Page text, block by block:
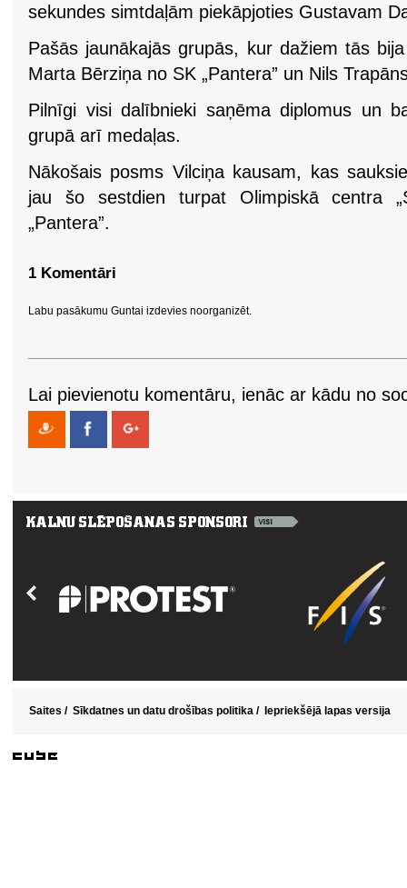
sekundes simtdaļām piekāpjoties Gustavam
Pašās jaunākajās grupās, kur dažiem tās
Marta Bērziņa no SK „Pantera” un Nils
Pilnīgi visi dalībnieki saņēma diplomus un
grupā arī medaļas.
Nākošais posms Vilciņa kausam, kas
jau šo sestdien turpat Olimpiskā centra
„Pantera”.
1 Komentāri
Labu pasākumu Guntai izdevies noorganizēt.
Lai pievienotu komentāru, ienāc ar kādu no
Saites / Sīkdatnes un datu drošības politika / Iepriekšējā lapas versija